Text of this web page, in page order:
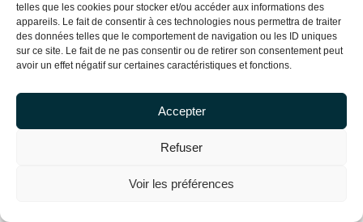
telles que les cookies pour stocker et/ou accéder aux informations des
appareils. Le fait de consentir à ces technologies nous permettra de traiter
des données telles que le comportement de navigation ou les ID uniques
sur ce site. Le fait de ne pas consentir ou de retirer son consentement peut
avoir un effet négatif sur certaines caractéristiques et fonctions.
Accepter
Refuser
Voir les préférences